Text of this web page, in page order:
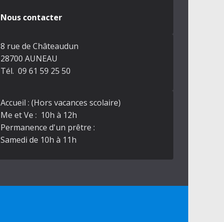
Nous contacter
8 rue de Châteaudun
28700 AUNEAU
Tél. 09 61 59 25 50
Accueil : (Hors vacances scolaire)
Me et Ve : 10h à 12h
Permanence d'un prêtre :
Samedi de 10h à 11h